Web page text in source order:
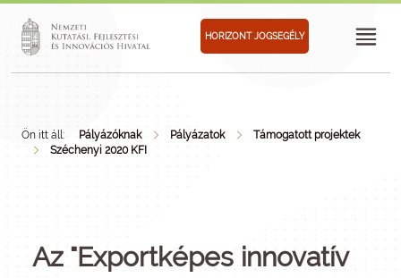
HORIZONT JOGSEGÉLY
Ön itt áll: Pályázóknak Pályázatok
Támogatott projektek
Széchenyi 2020 KFI
Az "Exportképes innovatív